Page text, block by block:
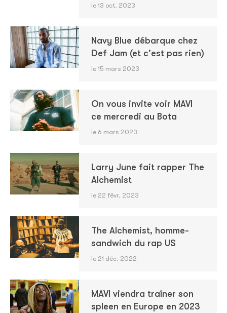
le 13 oct. 2023
Navy Blue débarque chez
Def Jam (et c'est pas rien)
le 15 mars 2023
On vous invite voir MAVI
ce mercredi au Bota
le 6 mars 2023
Larry June fait rapper The
Alchemist
le 22 févr. 2023
The Alchemist, homme-
sandwich du rap US
le 21 déc. 2022
MAVI viendra traîner son
spleen en Europe en 2023